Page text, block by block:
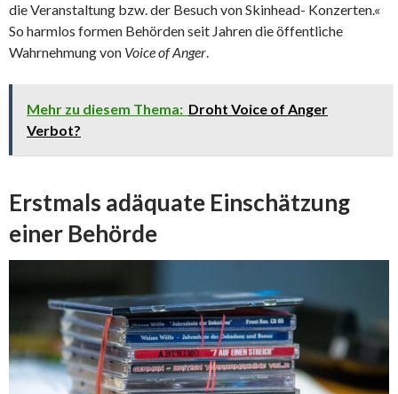
die Veranstaltung bzw. der Besuch von Skinhead- Konzerten.«
So harmlos formen Behörden seit Jahren die öffentliche
Wahrnehmung von Voice of Anger.
Mehr zu diesem Thema: Droht Voice of Anger
Verbot?
Erstmals adäquate Einschätzung
einer Behörde